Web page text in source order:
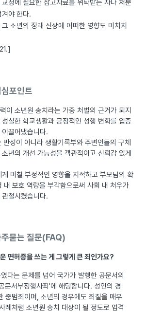
정에 필요한 참고자료를 위탁받는 자나 처분
야 한다.
소년의 장래 신상에 어떠한 영향도 미치지
포인트
이 소년원 송치라는 가중 처벌의 근거가 되지
실한 학교생활과 긍정적인 성행 변화를 입증
끌어냈습니다.
성이 아니라 생활기록부와 주변인들의 구체
년의 개선 가능성을 객관적이고 신뢰감 있게
미칠 부정적인 영향을 지적하고 부모님의 확
내 보호 역량을 부각함으로써 사회 내 처우가
철시켰습니다.
묻는 질문(FAQ)
면허증을 쓰는 게 그렇게 큰 죄인가요?
다는 문제를 넘어 국가가 발행한 공문서의
문서부정행사죄'에 해당합니다. 성인의 경
중범죄이며, 소년의 경우에도 죄질을 매우
례처럼 소년원 송치 대상이 될 정도로 엄격